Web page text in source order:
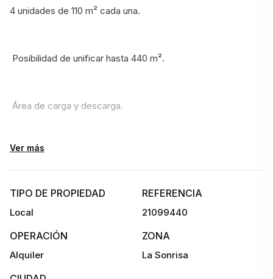
4 unidades de 110 m² cada una.
Posibilidad de unificar hasta 440 m².
Área de carga y descarga.
Excelente ubicación sobre arteria principal.
showrooms.
No aptos para gastronomía ni mecánica.
$50.000 mensuales por unidad.
Ver más
TIPO DE PROPIEDAD
Local
REFERENCIA
21099440
OPERACIÓN
Alquiler
ZONA
La Sonrisa